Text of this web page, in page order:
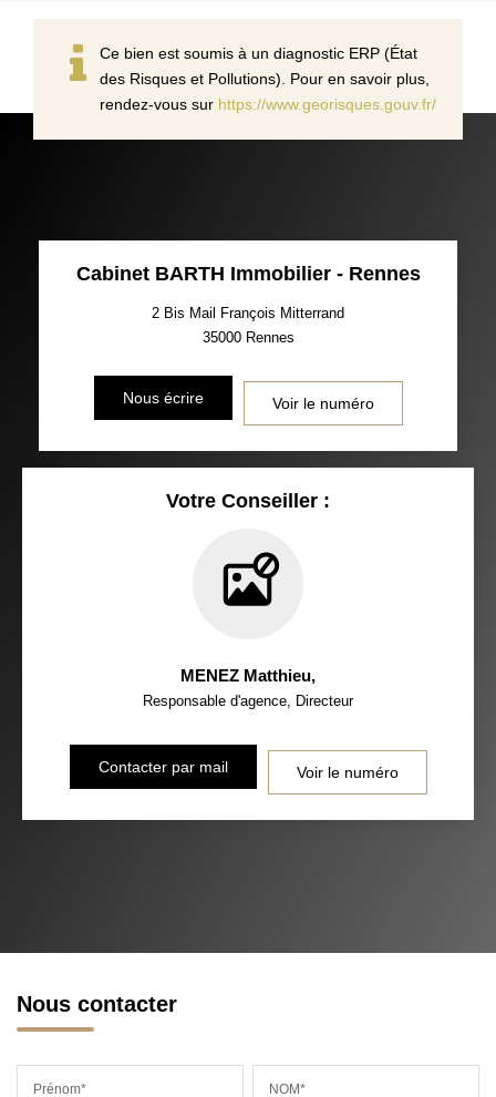
Ce bien est soumis à un diagnostic ERP (État
des Risques et Pollutions). Pour en savoir plus,
rendez-vous sur https://www.georisques.gouv.fr/
Cabinet BARTH Immobilier - Rennes
2 Bis Mail François Mitterrand
35000 Rennes
Nous écrire Voir le numéro
Votre Conseiller :
MENEZ Matthieu,
Responsable d'agence, Directeur
Contacter par mail Voir le numéro
Nous contacter
Prénom* NOM*